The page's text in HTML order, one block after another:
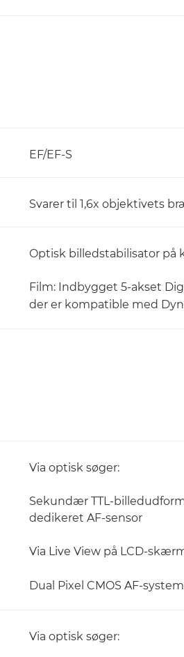
EF/EF-S
Svarer til 1,6x objektivets
Optisk billedstabilisator på
Film: Indbygget 5-akset
der er kompatible med
Via optisk søger:
Sekundær TTL-
dedikeret AF-sensor
Via Live View på LCD-
Dual Pixel CMOS AF-
Via optisk søger: